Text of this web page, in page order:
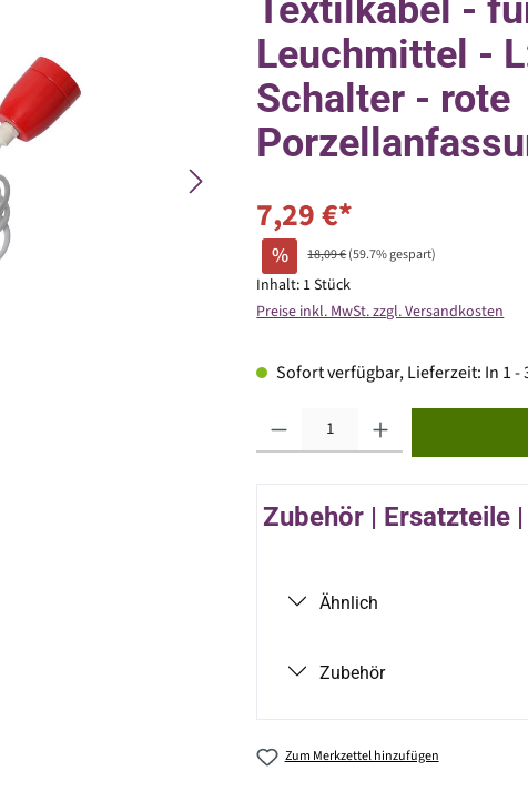
Textilkabel -
Leuchmittel -
Schalter - rote
7,29 €*
% 18,09 €(59.7% gespart)
Inhalt: 1 Stück
Preise inkl. MwSt. zzgl. Versandkosten
Sofort verfügbar, Lieferzeit: In 1 -
Zubehör | Ersatzteile
Ähnlich
Zubehör
Zum Merkzettel hinzufügen